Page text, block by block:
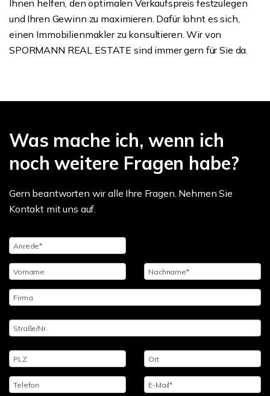
Ihnen helfen, den optimalen Verkaufspreis festzulegen
und Ihren Gewinn zu maximieren. Dafür lohnt es sich,
einen Immobilienmakler zu konsultieren. Wir von
SPORMANN REAL ESTATE sind immer gern für Sie da.
Was mache ich, wenn ich
noch weitere Fragen habe?
Gern beantworten wir alle Ihre Fragen. Nehmen Sie
Kontakt mit uns auf.